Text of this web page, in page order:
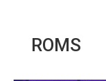
ROMS